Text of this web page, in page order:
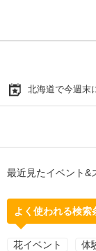
北海道で今週末
最近見たイベント&
よく使われる検索
花イベント 体